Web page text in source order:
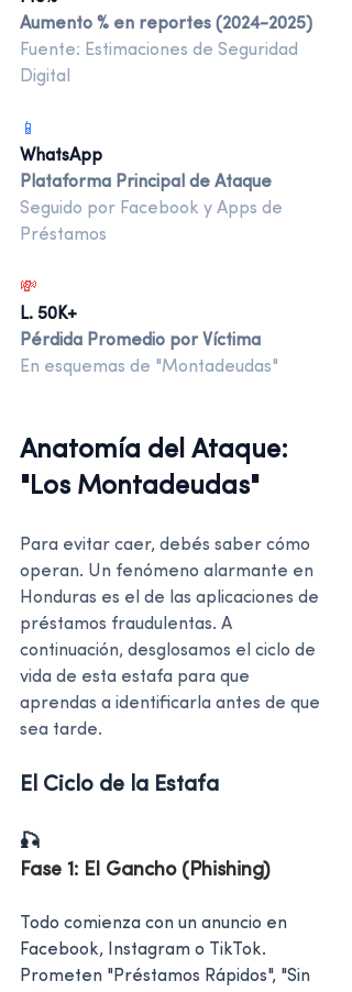
Aumento % en reportes (2024-2025)
Fuente: Estimaciones de Seguridad
Digital
📱
WhatsApp
Plataforma Principal de Ataque
Seguido por Facebook y Apps de
Préstamos
💸
L. 50K+
Pérdida Promedio por Víctima
En esquemas de "Montadeudas"
Anatomía del Ataque:
"Los Montadeudas"
Para evitar caer, debés saber cómo
operan. Un fenómeno alarmante en
Honduras es el de las aplicaciones de
préstamos fraudulentas. A
continuación, desglosamos el ciclo de
vida de esta estafa para que
aprendas a identificarla antes de que
sea tarde.
El Ciclo de la Estafa
🎣
Fase 1: El Gancho (Phishing)
Todo comienza con un anuncio en
Facebook, Instagram o TikTok.
Prometen "Préstamos Rápidos", "Sin